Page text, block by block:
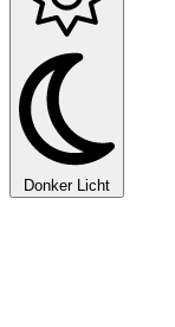
Donker Licht